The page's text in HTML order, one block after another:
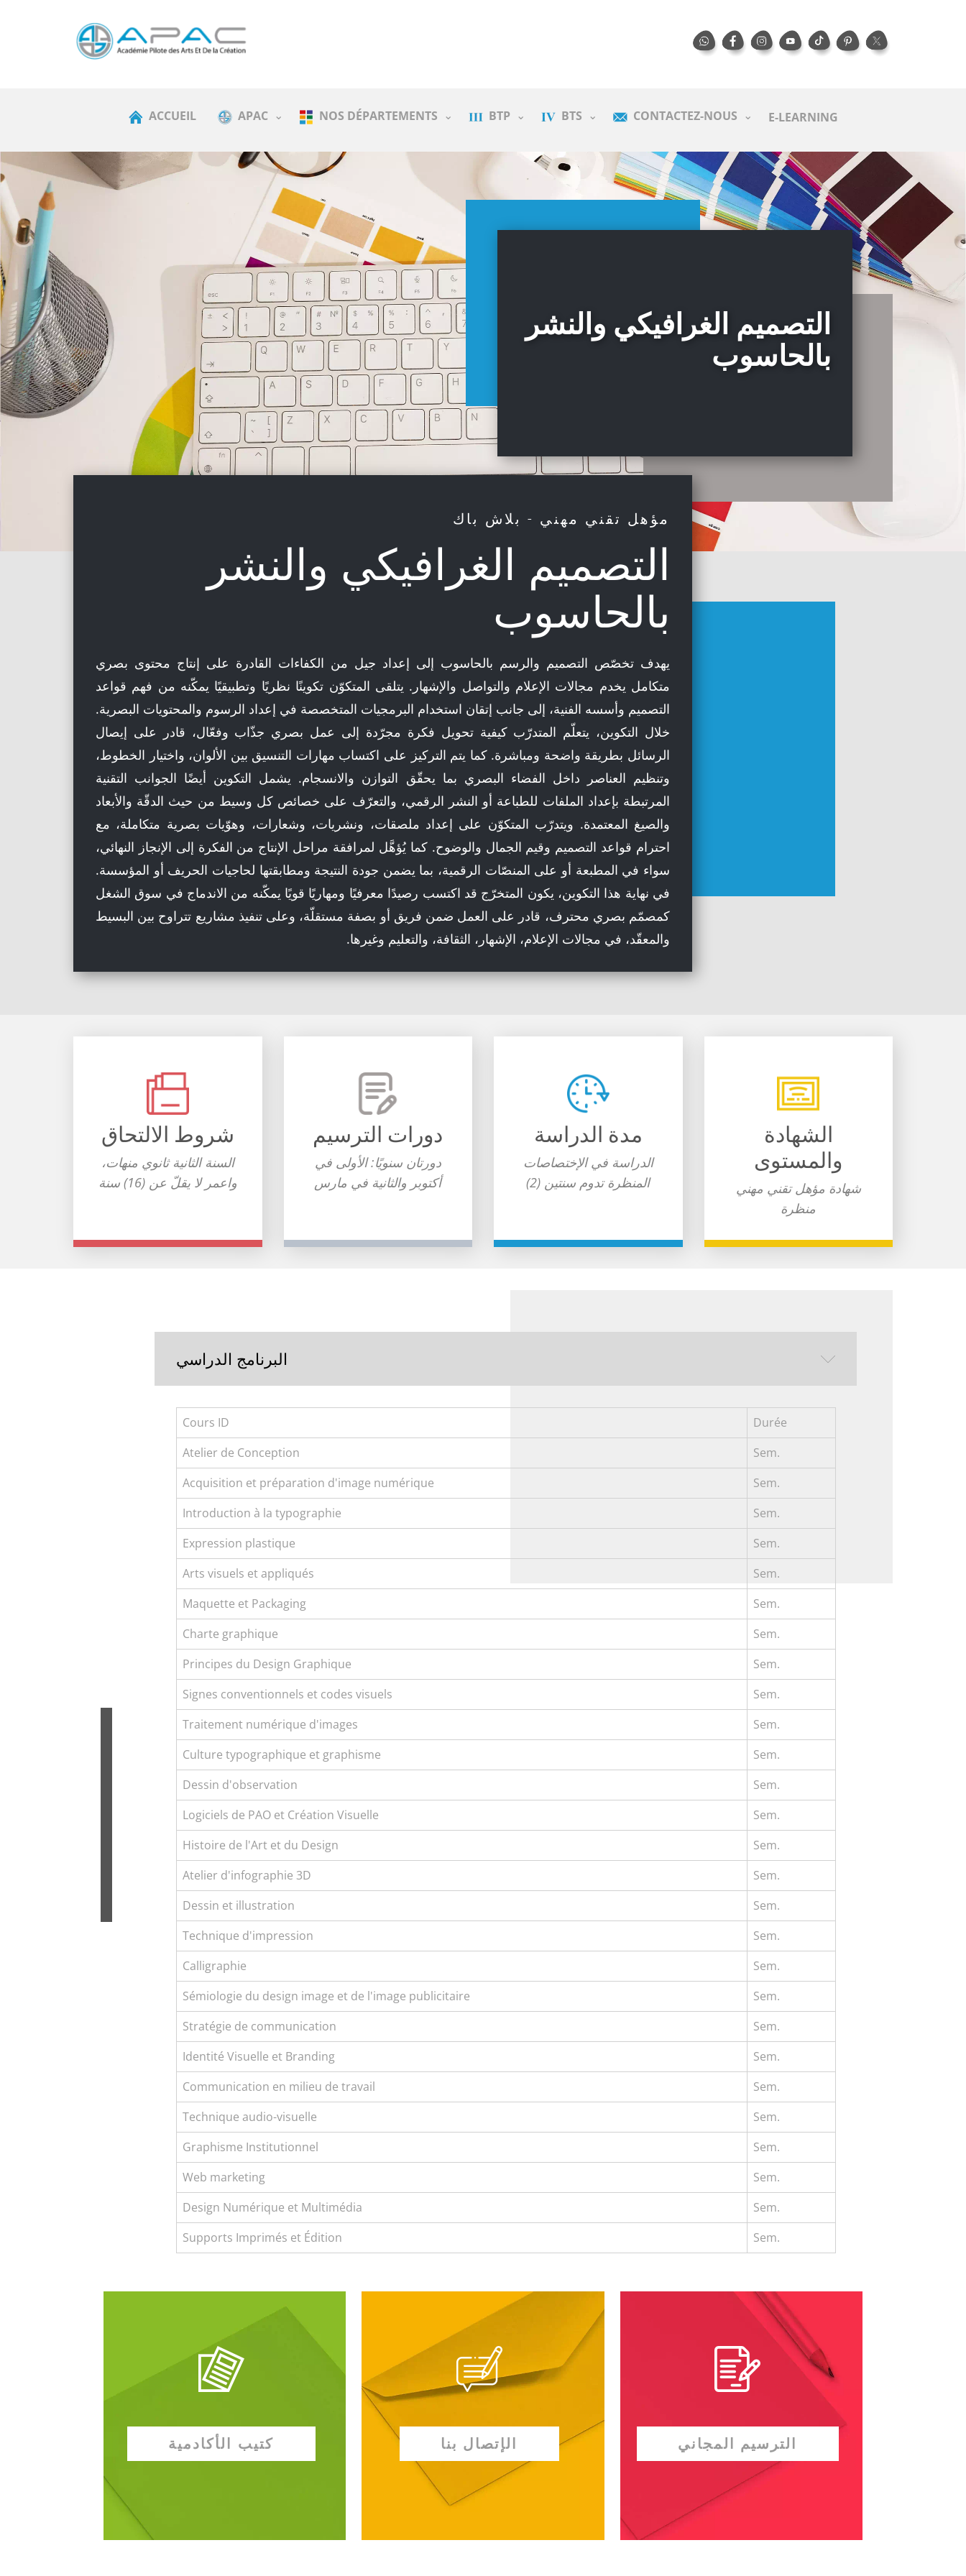
ACCUEIL APAC NOS DÉPARTEMENTS BTP BTS CONTACTEZ-NOUS E-LEARNING
التصميم الغرافيكي والنشر
بالحاسوب
مؤهل تقني مهني - بلاش باك
التصميم الغرافيكي والنشر
بالحاسوب
يهدف تخصّص التصميم والرسم بالحاسوب إلى إعداد جيل من الكفاءات القادرة على إنتاج محتوى بصري
متكامل يخدم مجالات الإعلام والتواصل والإشهار. يتلقى المتكوّن تكوينًا نظريًا وتطبيقيًا يمكّنه من فهم قواعد
التصميم وأسسه الفنية، إلى جانب إتقان استخدام البرمجيات المتخصصة في إعداد الرسوم والمحتويات البصرية.
خلال التكوين، يتعلّم المتدرّب كيفية تحويل فكرة مجرّدة إلى عمل بصري جذّاب وفعّال، قادر على إيصال
الرسائل بطريقة واضحة ومباشرة. كما يتم التركيز على اكتساب مهارات التنسيق بين الألوان، واختيار الخطوط،
وتنظيم العناصر داخل الفضاء البصري بما يحقّق التوازن والانسجام. يشمل التكوين أيضًا الجوانب التقنية
المرتبطة بإعداد الملفات للطباعة أو النشر الرقمي، والتعرّف على خصائص كل وسيط من حيث الدقّة والأبعاد
والصيغ المعتمدة. ويتدرّب المتكوّن على إعداد ملصقات، ونشريات، وشعارات، وهوّيات بصرية متكاملة، مع
احترام قواعد التصميم وقيم الجمال والوضوح. كما يُؤهَّل لمرافقة مراحل الإنتاج من الفكرة إلى الإنجاز النهائي،
سواء في المطبعة أو على المنصّات الرقمية، بما يضمن جودة النتيجة ومطابقتها لحاجيات الحريف أو المؤسسة.
في نهاية هذا التكوين، يكون المتخرّج قد اكتسب رصيدًا معرفيًا ومهاريًا قويًا يمكّنه من الاندماج في سوق الشغل
كمصمّم بصري محترف، قادر على العمل ضمن فريق أو بصفة مستقلّة، وعلى تنفيذ مشاريع تتراوح بين البسيط
والمعقّد، في مجالات الإعلام، الإشهار، الثقافة، والتعليم وغيرها.
شروط الالتحاق
السنة الثانية ثانوي منهات،
واعمر لا يقلّ عن (16) سنة
دورات الترسيم
دورتان سنويًا: الأولى في
أكتوبر والثانية في مارس
مدة الدراسة
الدراسة في الإختصاصات
المنظرة تدوم سنتين (2)
الشهادة
والمستوى
شهادة ​مؤهل تقني مهني
منظرة
البرنامج الدراسي
Cours ID
Durée
Atelier de Conception
Sem.
Acquisition et préparation d'image numérique
Sem.
Introduction à la typographie
Sem.
Expression plastique
Sem.
Arts visuels et appliqués
Sem.
Maquette et Packaging
Sem.
Charte graphique
Sem.
Principes du Design Graphique
Sem.
Signes conventionnels et codes visuels
Sem.
Traitement numérique d'images
Sem.
Culture typographique et graphisme
Sem.
Dessin d'observation
Sem.
Logiciels de PAO et Création Visuelle
Sem.
Histoire de l'Art et du Design
Sem.
Atelier d'infographie 3D
Sem.
Dessin et illustration
Sem.
Technique d'impression
Sem.
Calligraphie
Sem.
Sémiologie du design image et de l'image publicitaire
Sem.
Stratégie de communication
Sem.
Identité Visuelle et Branding
Sem.
Communication en milieu de travail
Sem.
Technique audio-visuelle
Sem.
Graphisme Institutionnel
Sem.
Web marketing
Sem.
Design Numérique et Multimédia
Sem.
Supports Imprimés et Édition
Sem.
كتيب الأكادمية الإتصال بنا الترسيم المجاني